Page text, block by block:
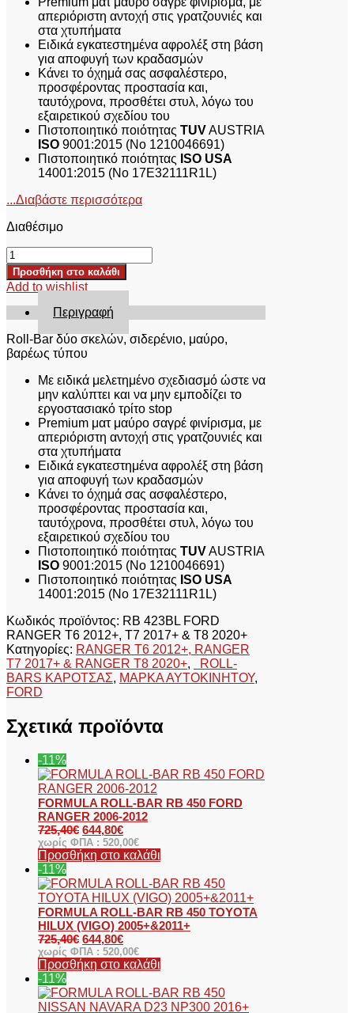
απεριόριστη αντοχή στις γρατζουνιές και
στα χτυπήματα
Ειδικά εγκατεστημένα αφρολέξ στη βάση
για αποφυγή των κραδασμών
Κάνει το όχημά σας ασφαλέστερο,
προσφέροντας προστασία και,
ταυτόχρονα, προσθέτει στυλ, λόγω του
εξαιρετικού σχεδίου του
Πιστοποιητικό ποιότητας TUVAUSTRIA
ISO 9001:2015 (No 1210046691)
Πιστοποιητικό ποιότητας ISO USA
14001:2015 (No 17E32111R1L)
...Διαβάστε περισσότερα
Διαθέσιμο
ROLL-
BAR
RB
423BL
FORD
RANGER
T6
2012+,
2017+
2020+
ποσότητα
Προσθήκη στο καλάθι
Add to wishlist
Περιγραφή
Roll-Bar δύο σκελών, σιδερένιο, μαύρο,
βαρέως τύπου
Με ειδικά μελετημένο σχεδιασμό ώστε να
μην καλύπτει και να μην εμποδίζει το
εργοστασιακό τρίτο stop
Premium ματ μαύρο σαγρέ φινίρισμα, με
απεριόριστη αντοχή στις γρατζουνιές και
στα χτυπήματα
Ειδικά εγκατεστημένα αφρολέξ στη βάση
για αποφυγή των κραδασμών
Κάνει το όχημά σας ασφαλέστερο,
προσφέροντας προστασία και,
ταυτόχρονα, προσθέτει στυλ, λόγω του
εξαιρετικού σχεδίου του
Πιστοποιητικό ποιότητας TUVAUSTRIA
ISO 9001:2015 (No 1210046691)
Πιστοποιητικό ποιότητας ISO USA
14001:2015 (No 17E32111R1L)
Κωδικός προϊόντος: RB 423BL FORD
RANGER T6 2012+, T7 2017+ & T8 2020+
Κατηγορίες: RANGER T6 2012+, RANGER
T7 2017+ & RANGER T8 2020+,
ROLL-
BARS ΚΑΡΟΤΣΑΣ, ΜΑΡΚΑ ΑΥΤΟΚΙΝΗΤΟΥ,
FORD
Σχετικά προϊόντα
-11%
FORMULA ROLL-BAR RB 450 FORD
RANGER 2006-2012
725,40€ 644,80€
χωρίς ΦΠΑ : 520,00€
Προσθήκη στο καλάθι
-11%
FORMULA ROLL-BAR RB 450 TOYOTA
HILUX (VIGO) 2005+&2011+
725,40€ 644,80€
χωρίς ΦΠΑ : 520,00€
Προσθήκη στο καλάθι
-11%